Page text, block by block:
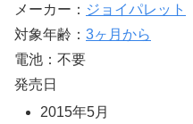
メーカー： ジョイパレット
対象年齢： 3ヶ月から
電池：不要
発売日
2015年5月